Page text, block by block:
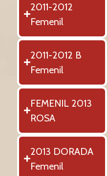
2011-2012
Femenil
2011-2012 B
Femenil
FEMENIL 2013
ROSA
2013 DORADA
Femenil